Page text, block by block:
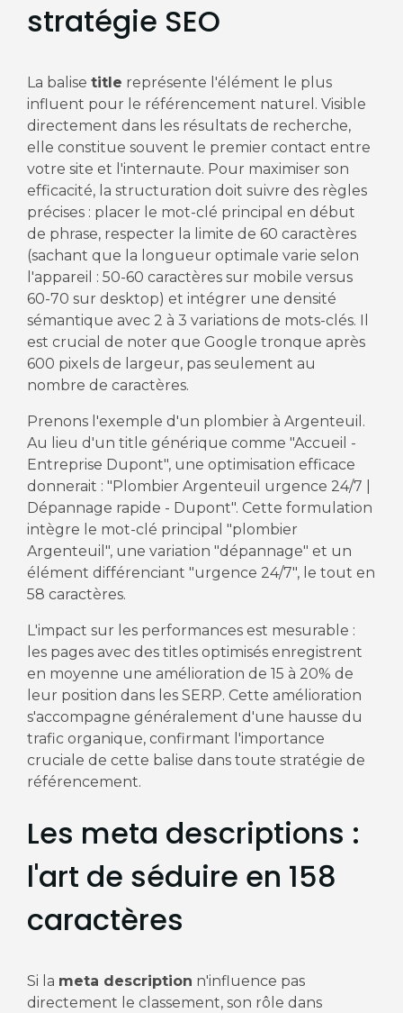
stratégie SEO
La balise title représente l'élément le plus
influent pour le référencement naturel. Visible
directement dans les résultats de recherche,
elle constitue souvent le premier contact entre
votre site et l'internaute. Pour maximiser son
efficacité, la structuration doit suivre des règles
précises : placer le mot-clé principal en début
de phrase, respecter la limite de 60 caractères
(sachant que la longueur optimale varie selon
l'appareil : 50-60 caractères sur mobile versus
60-70 sur desktop) et intégrer une densité
sémantique avec 2 à 3 variations de mots-clés. Il
est crucial de noter que Google tronque après
600 pixels de largeur, pas seulement au
nombre de caractères.
Prenons l'exemple d'un plombier à Argenteuil.
Au lieu d'un title générique comme "Accueil -
Entreprise Dupont", une optimisation efficace
donnerait : "Plombier Argenteuil urgence 24/7 |
Dépannage rapide - Dupont". Cette formulation
intègre le mot-clé principal "plombier
Argenteuil", une variation "dépannage" et un
élément différenciant "urgence 24/7", le tout en
58 caractères.
L'impact sur les performances est mesurable :
les pages avec des titles optimisés enregistrent
en moyenne une amélioration de 15 à 20% de
leur position dans les SERP. Cette amélioration
s'accompagne généralement d'une hausse du
trafic organique, confirmant l'importance
cruciale de cette balise dans toute stratégie de
référencement.
Les meta descriptions :
l'art de séduire en 158
caractères
Si la meta description n'influence pas
directement le classement, son rôle dans